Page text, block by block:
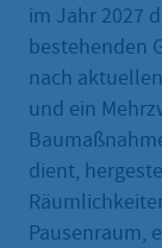
im Jahr 2027
bestehenden
nach
und ein
dient,
Pausenraum,